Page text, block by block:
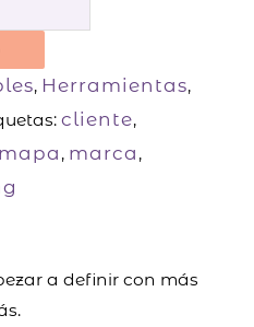
, Herramientas,
cliente,
mapa , marca ,
a definir con más